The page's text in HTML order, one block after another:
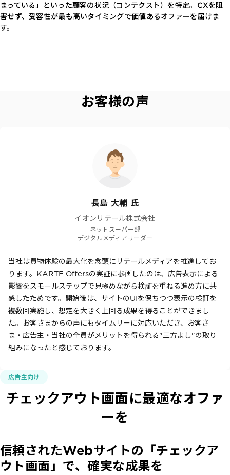
まっている」といった顧客の状況（コンテクスト）を特定。CXを阻
害せず、受容性が最も高いタイミングで価値あるオファーを届けま
す。
お客様の声
長島 大輔 氏
イオンリテール株式会社
ネットスーパー部
デジタルメディアリーダー
当社は買物体験の最大化を念頭にリテールメディアを推進してお
ります。KARTE Offersの実証に参画したのは、広告表示による
影響をスモールステップで見極めながら検証を重ねる進め方に共
感したためです。開始後は、サイトのUIを保ちつつ表示の検証を
複数回実施し、想定を大きく上回る成果を得ることができまし
た。お客さまからの声にもタイムリーに対応いただき、お客さ
ま・広告主・当社の全員がメリットを得られる"三方よし"の取り
組みになったと感じております。
広告主向け
チェックアウト画面に最適なオファ
ーを
信頼されたWebサイトの 「チェックア
ウト画面」で、確実な成果を